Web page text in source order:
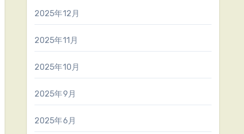
2025年12月
2025年11月
2025年10月
2025年9月
2025年6月